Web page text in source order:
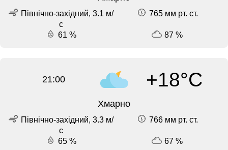
Північно-західний, 3.1 м/
с
765 мм рт. ст.
61 % 87 %
21:00 +18°C
Хмарно
Північно-західний, 3.3 м/
с
766 мм рт. ст.
65 % 67 %